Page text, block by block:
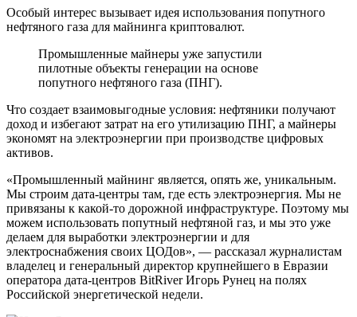
Особый интерес вызывает идея использования попутного
нефтяного газа для майнинга криптовалют.
Промышленные майнеры уже запустили
пилотные объекты генерации на основе
попутного нефтяного газа (ПНГ).
Что создает взаимовыгодные условия: нефтяники получают
доход и избегают затрат на его утилизацию ПНГ, а майнеры
экономят на электроэнергии при производстве цифровых
активов.
«Промышленный майнинг является, опять же, уникальным.
Мы строим дата-центры там, где есть электроэнергия. Мы не
привязаны к какой-то дорожной инфраструктуре. Поэтому мы
можем использовать попутный нефтяной газ, и мы это уже
делаем для выработки электроэнергии и для
электроснабжения своих ЦОДов», — рассказал журналистам
владелец и генеральный директор крупнейшего в Евразии
оператора дата-центров BitRiver Игорь Рунец на полях
Российской энергетической недели.